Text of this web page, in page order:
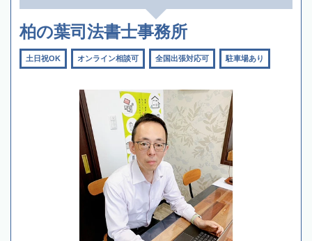
柏の葉司法書士事務所
土日祝OK オンライン相談可 全国出張対応可 駐車場あり